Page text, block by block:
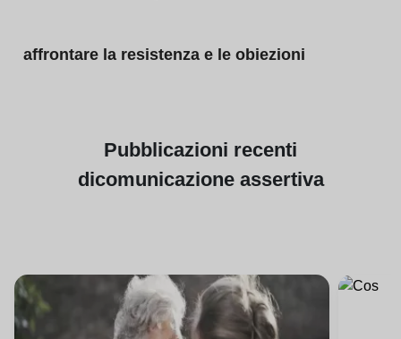
affrontare la resistenza e le obiezioni
Pubblicazioni recenti
dicomunicazione assertiva